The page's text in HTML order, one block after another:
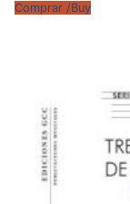
Comprar /Buy